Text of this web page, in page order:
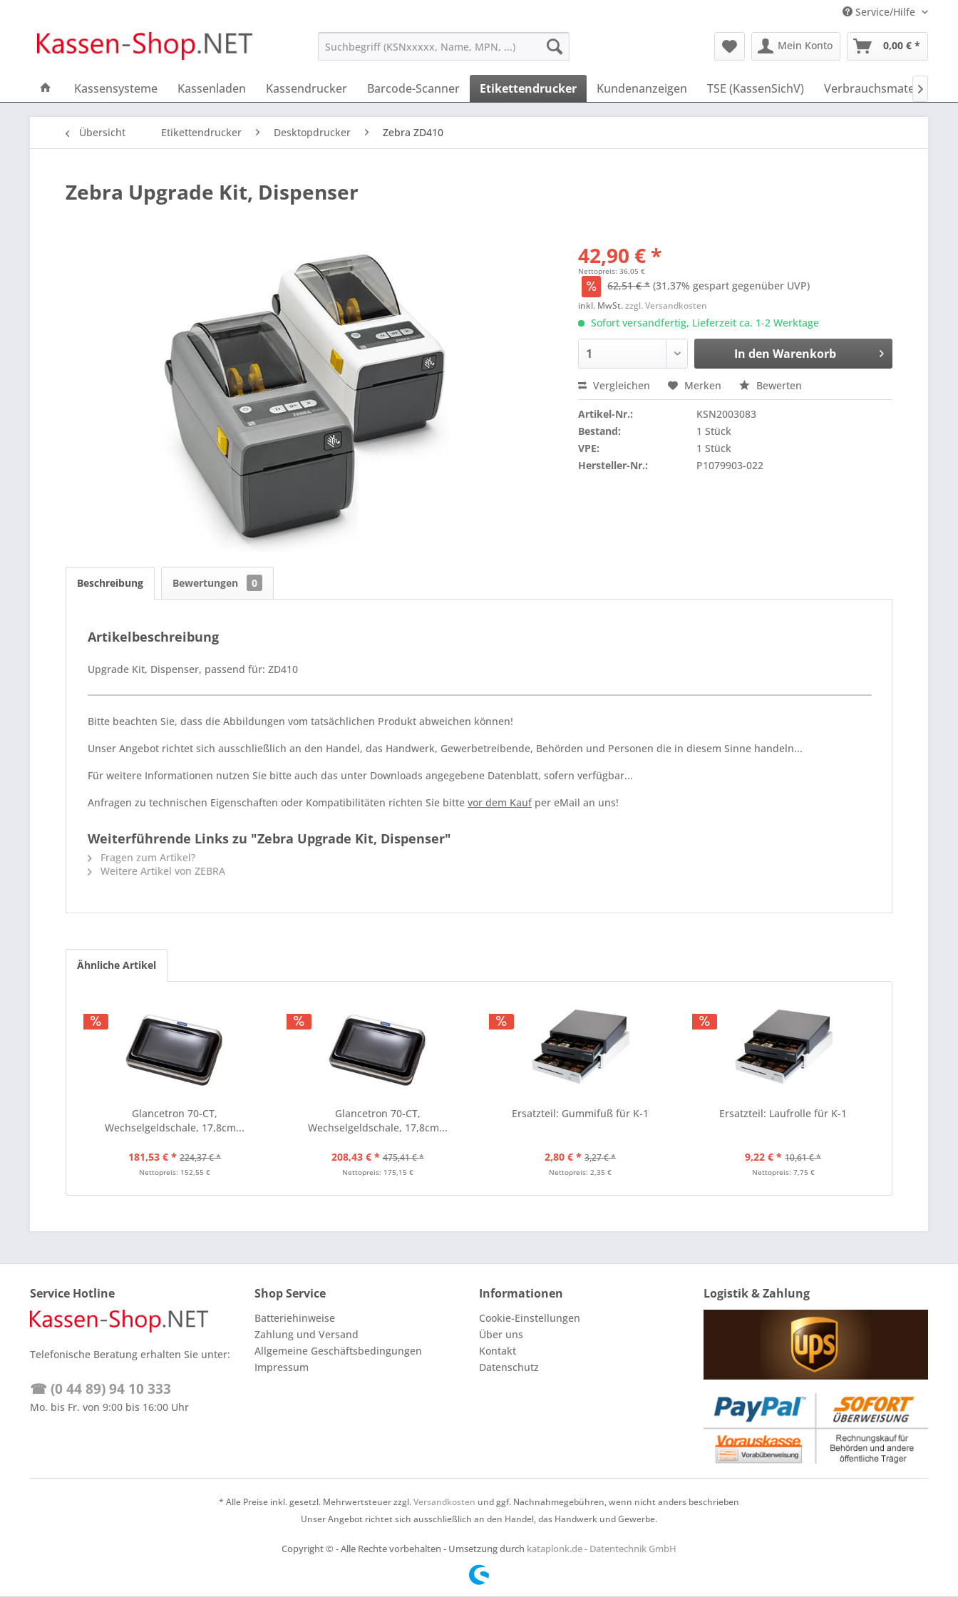
Service/Hilfe
Mein Konto 0,00 € *
Kassensysteme Kassenladen Kassendrucker Barcode-Scanner Etikettendrucker Kundenanzeigen TSE (KassenSichV) Verbrauchsmaterial

Übersicht Etikettendrucker Desktopdrucker Zebra ZD410
Zebra Upgrade Kit, Dispenser
42,90 € *
Nettopreis: 36,05 €
62,51 € * (31,37% gespart gegenüber UVP)
inkl. MwSt.zzgl. Versandkosten
Sofort versandfertig, Lieferzeit ca. 1-2 Werktage
In den Warenkorb
Vergleichen Merken Bewerten
Artikel-Nr.:
KSN2003083
Bestand:
1 Stück
VPE:
1 Stück
Hersteller-Nr.:
P1079903-022
Beschreibung Bewertungen 0
Artikelbeschreibung
Upgrade Kit, Dispenser, passend für: ZD410
Bitte beachten Sie, dass die Abbildungen vom tatsächlichen Produkt abweichen können!
Unser Angebot richtet sich ausschließlich an den Handel, das Handwerk, Gewerbetreibende, Behörden und Personen die in diesem Sinne handeln...
Für weitere Informationen nutzen Sie bitte auch das unter Downloads angegebene Datenblatt, sofern verfügbar...
Anfragen zu technischen Eigenschaften oder Kompatibilitäten richten Sie bitte vor dem Kaufper eMail an uns!
Weiterführende Links zu "Zebra Upgrade Kit, Dispenser"
Fragen zum Artikel?
Weitere Artikel von ZEBRA
Ähnliche Artikel
Glancetron 70-CT,
Wechselgeldschale, 17,8cm...
181,53 € * 224,37 € *
Nettopreis: 152,55 €
Glancetron 70-CT,
Wechselgeldschale, 17,8cm...
208,43 € * 475,41 € *
Nettopreis: 175,15 €
Ersatzteil: Gummifuß für K-1
2,80 € * 3,27 € *
Nettopreis: 2,35 €
Ersatzteil: Laufrolle für K-1
9,22 € * 10,61 € *
Nettopreis: 7,75 €
Service Hotline
Telefonische Beratung erhalten Sie unter:
☎ (0 44 89) 94 10 333
Mo. bis Fr. von 9:00 bis 16:00 Uhr
Shop Service
Batteriehinweise
Zahlung und Versand
Allgemeine Geschäftsbedingungen
Impressum
Informationen
Cookie-Einstellungen
Über uns
Kontakt
Datenschutz
Logistik & Zahlung
* Alle Preise inkl. gesetzl. Mehrwertsteuer zzgl.Versandkosten und ggf. Nachnahmegebühren, wenn nicht anders beschrieben
Unser Angebot richtet sich ausschließlich an den Handel, das Handwerk und Gewerbe.
Copyright © - Alle Rechte vorbehalten - Umsetzung durch kataplonk.de - Datentechnik GmbH